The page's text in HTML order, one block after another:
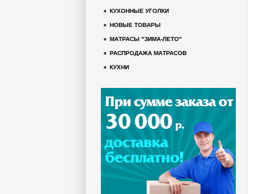
КУХОННЫЕ УГОЛКИ
НОВЫЕ ТОВАРЫ
МАТРАСЫ "ЗИМА-ЛЕТО"
РАСПРОДАЖА МАТРАСОВ
КУХНИ